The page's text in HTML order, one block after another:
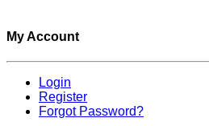
My Account
Login
Register
Forgot Password?